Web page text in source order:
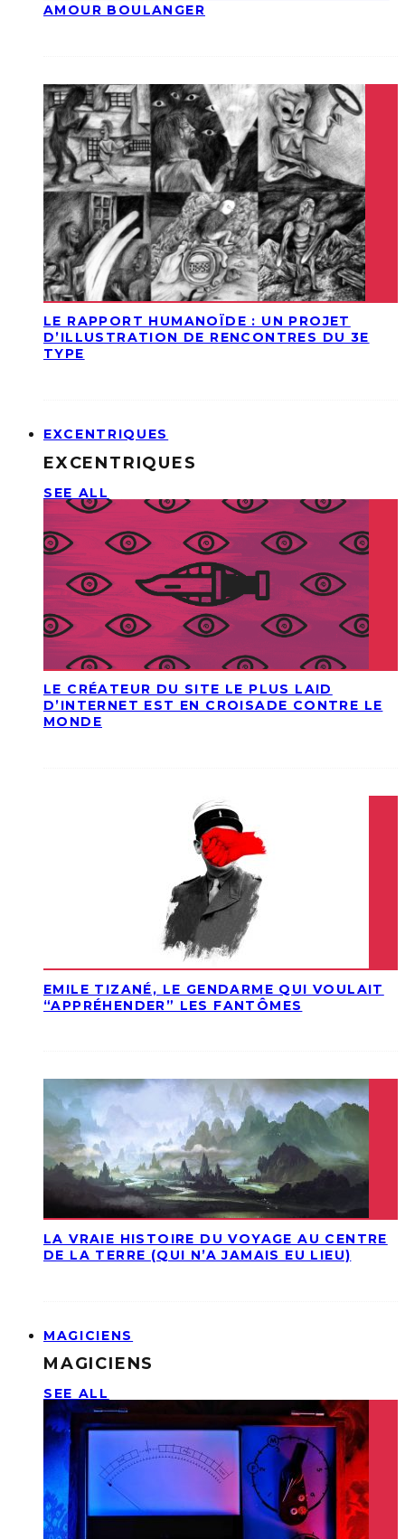
AMOUR BOULANGER
LE RAPPORT HUMANOÏDE : UN PROJET
D’ILLUSTRATION DE RENCONTRES DU 3E
TYPE
EXCENTRIQUES
EXCENTRIQUES
SEE ALL
LE CRÉATEUR DU SITE LE PLUS LAID
D’INTERNET EST EN CROISADE CONTRE LE
MONDE
EMILE TIZANÉ, LE GENDARME QUI VOULAIT
“APPRÉHENDER” LES FANTÔMES
LA VRAIE HISTOIRE DU VOYAGE AU CENTRE
DE LA TERRE (QUI N’A JAMAIS EU LIEU)
MAGICIENS
MAGICIENS
SEE ALL